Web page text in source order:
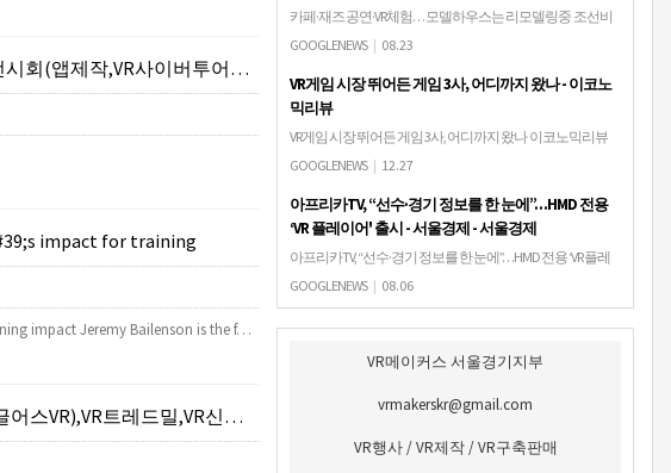
사이버투어제작,VR컨텐츠제작)
impact for training
impact Jeremy Bailenson is the f…
기기게임기렌탈대여체험부스구축판매)
카페·재즈 공연·VR체험… 모델하우스는 리모델링중 조선비
즈경기 악화에 소비자 눈길 끌기 - 더샵, 아파트 내부시설 VR
영어 수업 꽃꽂이 강좌·재즈공연…
GOOGLENEWS | 08.23
VR게임 시장 뛰어든 게임 3사, 어디까지 왔나 - 이코노
믹리뷰
VR게임 시장 뛰어든 게임 3사, 어디까지 왔나 이코노믹리뷰
[이코노믹리뷰=전현수 기자] 기존의 온라인게임 사업에서
게 나타나고 있다. 드래곤플라이는 사업장…
GOOGLENEWS | 12.27
아프리카TV, “선수·경기 정보를 한 눈에”…HMD 전용
‘VR 플레이어' 출시 - 서울경제 - 서울경제
아프리카TV, “선수·경기 정보를 한 눈에”…HMD 전용 ‘VR 플레
이어' 출시 - 서울경제 서울경제'아프리카TV VR 플레이어' 멀
티 스크린 시연 장면/사진제공=아프리카TV아프리카
TV(067160)는 HMD(머리…
GOOGLENEWS | 08.06
VR메이커스 서울경기지부
vrmakerskr@gmail.com
VR행사 / VR제작 / VR구축판매